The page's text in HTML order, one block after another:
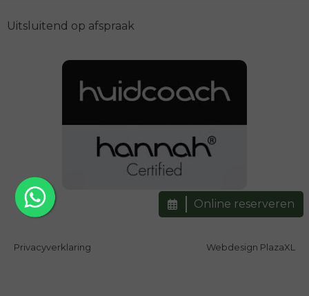
Uitsluitend op afspraak
Online reserveren
Privacyverklaring Webdesign PlazaXL